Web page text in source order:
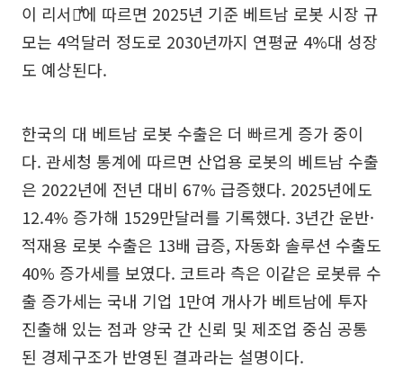
이 리서치⃰에 따르면 2025년 기준 베트남 로봇 시장 규
모는 4억달러 정도로 2030년까지 연평균 4%대 성장
도 예상된다.
한국의 대 베트남 로봇 수출은 더 빠르게 증가 중이
다. 관세청 통계에 따르면 산업용 로봇의 베트남 수출
은 2022년에 전년 대비 67% 급증했다. 2025년에도
12.4% 증가해 1529만달러를 기록했다. 3년간 운반·
적재용 로봇 수출은 13배 급증, 자동화 솔루션 수출도
40% 증가세를 보였다. 코트라 측은 이같은 로봇류 수
출 증가세는 국내 기업 1만여 개사가 베트남에 투자
진출해 있는 점과 양국 간 신뢰 및 제조업 중심 공통
된 경제구조가 반영된 결과라는 설명이다.